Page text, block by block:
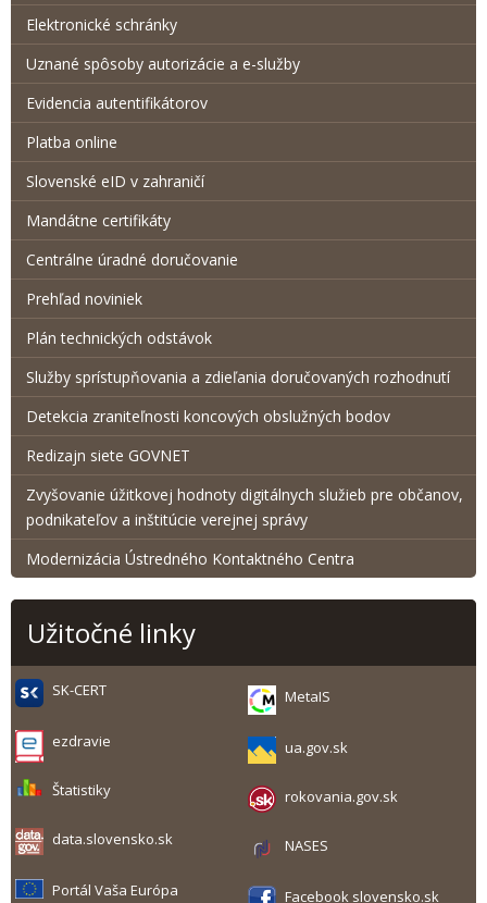
Elektronické schránky
Uznané spôsoby autorizácie a e-služby
Evidencia autentifikátorov
Platba online
Slovenské eID v zahraničí
Mandátne certifikáty
Centrálne úradné doručovanie
Prehľad noviniek
Plán technických odstávok
Služby sprístupňovania a zdieľania doručovaných rozhodnutí
Detekcia zraniteľnosti koncových obslužných bodov
Redizajn siete GOVNET
Zvyšovanie úžitkovej hodnoty digitálnych služieb pre občanov,
podnikateľov a inštitúcie verejnej správy
Modernizácia Ústredného Kontaktného Centra
Užitočné linky
SK-CERT MetaIS
ezdravie ua.gov.sk
Štatistiky rokovania.gov.sk
data.slovensko.sk NASES
Portál Vaša Európa Facebook slovensko.sk